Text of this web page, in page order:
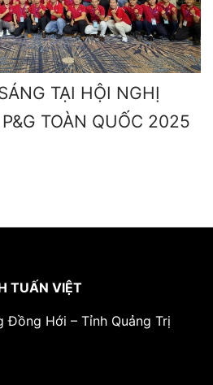
TẠI HỘI NGHỊ
TOÀN QUỐC 2025
TUẤN VIỆT
Đồng Hới – Tỉnh Quảng Trị